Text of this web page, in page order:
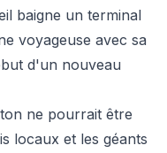
baigne un terminal
voyageuse avec sa
d'un nouveau
ne pourrait être
locaux et les géants